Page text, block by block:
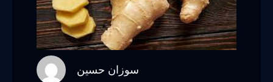
سوزان حسين